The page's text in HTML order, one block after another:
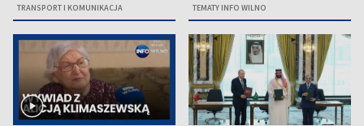
TRANSPORT I KOMUNIKACJA TEMATY INFO WILNO